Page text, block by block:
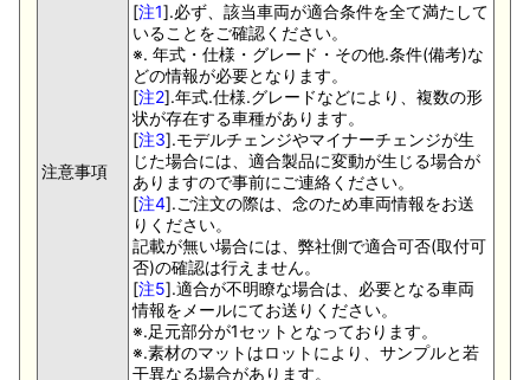
注意事項
[注1].必ず、該当車両が適合条件を全て満たして
いることをご確認ください。
※. 年式・仕様・グレード・その他.条件(備考)な
どの情報が必要となります。
[注2].年式.仕様.グレードなどにより、複数の形
状が存在する車種があります。
[注3].モデルチェンジやマイナーチェンジが生
じた場合には、適合製品に変動が生じる場合が
ありますので事前にご連絡ください。
[注4].ご注文の際は、念のため車両情報をお送
りください。
記載が無い場合には、弊社側で適合可否(取付可
否)の確認は行えません。
[注5].適合が不明瞭な場合は、必要となる車両
情報をメールにてお送りください。
※.足元部分が1セットとなっております。
※.素材のマットはロットにより、サンプルと若
干異なる場合があります。